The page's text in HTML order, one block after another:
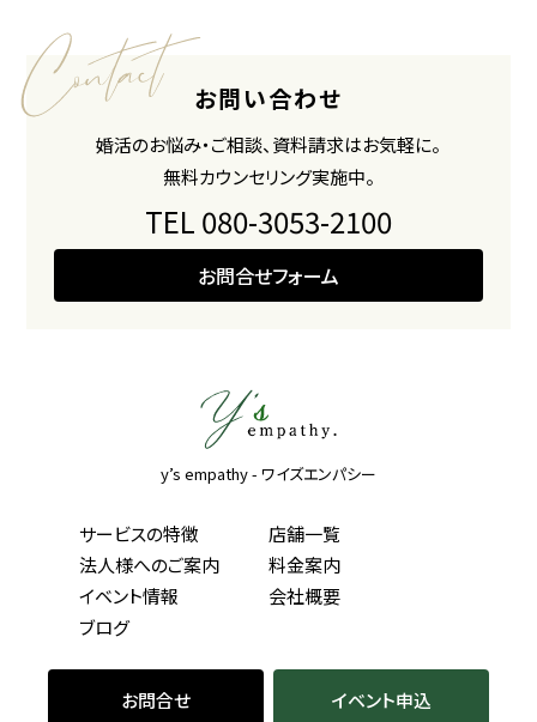
お問い合わせ
婚活のお悩み・ご相談、資料請求はお気軽に。
無料カウンセリング実施中。
TEL 080-3053-2100
お問合せフォーム
y’s empathy - ワイズエンパシー
サービスの特徴
店舗一覧
法人様へのご案内
料金案内
イベント情報
会社概要
ブログ
お問合せ イベント申込